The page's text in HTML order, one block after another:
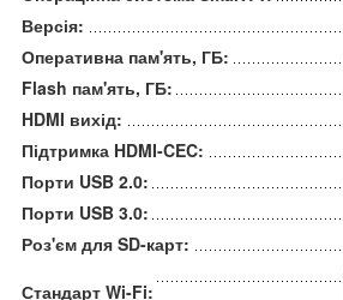
Версія:
Оперативна пам'ять, ГБ:
Flash пам'ять, ГБ:
HDMI вихід:
Підтримка HDMI-CEC:
Порти USB 2.0:
Порти USB 3.0:
Роз'єм для SD-карт:
Стандарт Wi-Fi: